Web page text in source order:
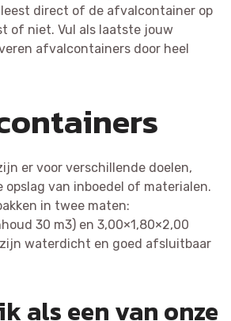
direct of de afvalcontainer op
of niet. Vul als laatste jouw
afvalcontainers door heel
er voor verschillende doelen,
opslag van inboedel of materialen.
in twee maten:
30 m3) en 3,00×1,80×2,00
zijn waterdicht en goed afsluitbaar
als een van onze